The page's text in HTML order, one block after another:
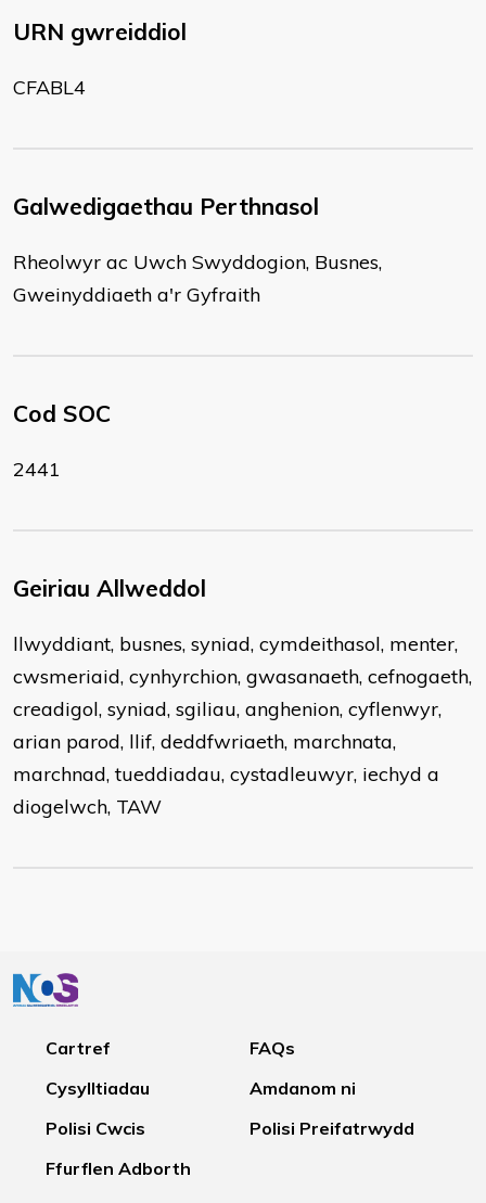
URN gwreiddiol
CFABL4
Galwedigaethau Perthnasol
Rheolwyr ac Uwch Swyddogion, Busnes,
Gweinyddiaeth a'r Gyfraith
Cod SOC
2441
Geiriau Allweddol
llwyddiant, busnes, syniad, cymdeithasol, menter,
cwsmeriaid, cynhyrchion, gwasanaeth, cefnogaeth,
creadigol, syniad, sgiliau, anghenion, cyflenwyr,
arian parod, llif, deddfwriaeth, marchnata,
marchnad, tueddiadau, cystadleuwyr, iechyd a
diogelwch, TAW
Cartref
FAQs
Cysylltiadau
Amdanom ni
Polisi Cwcis
Polisi Preifatrwydd
Ffurflen Adborth